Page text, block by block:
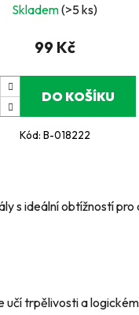
Skladem(>5 ks)
99 Kč
DO KOŠÍKU
Kód: B-018222
s ideální obtížností
učí trpělivosti a